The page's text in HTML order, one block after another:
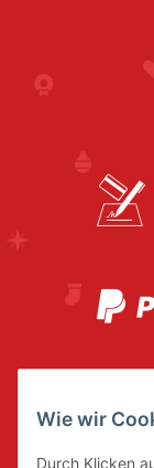
Wie wir
Durch Klicken